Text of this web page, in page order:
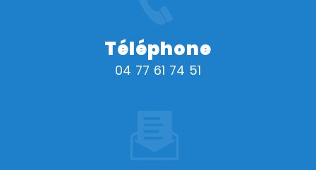
Téléphone
04 77 61 74 51